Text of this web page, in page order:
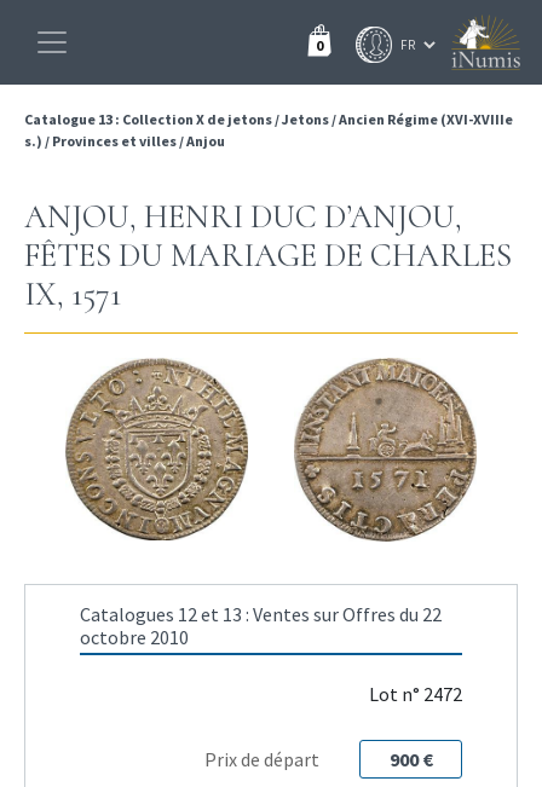
0
Catalogue 13 : Collection X de jetons/Jetons/Ancien Régime (XVI-XVIIIe
s.) / Provinces et villes/Anjou
ANJOU, HENRI DUC D’ANJOU,
FÊTES DU MARIAGE DE CHARLES
IX, 1571
Catalogues 12 et 13 : Ventes sur Offres du 22
octobre 2010
Lot n° 2472
Prix de départ 900 €